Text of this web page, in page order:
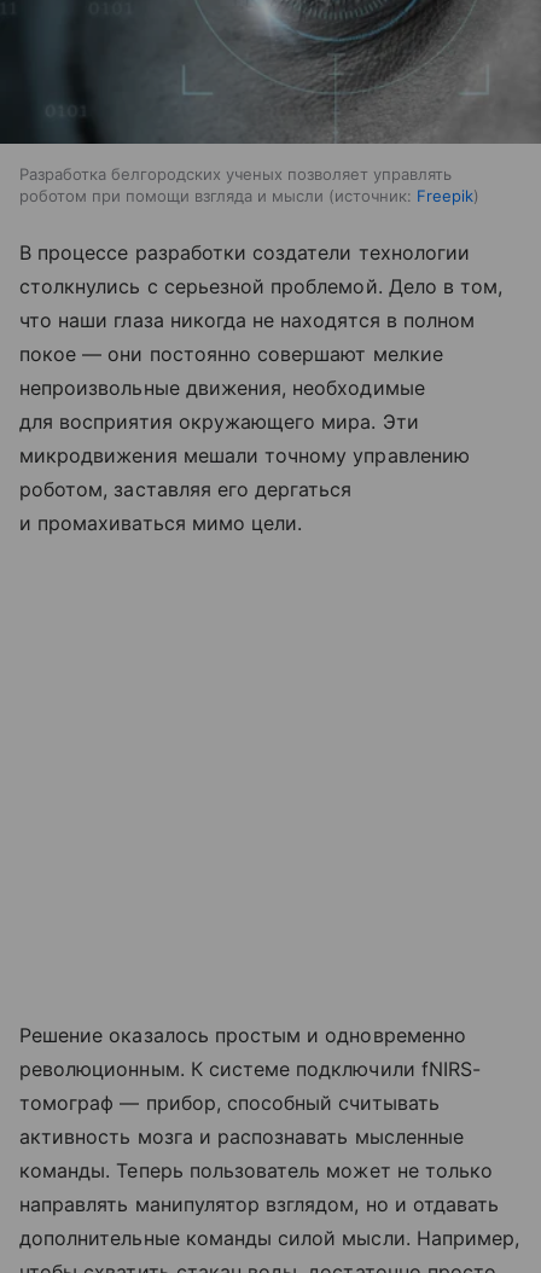
Разработка белгородских ученых позволяет управлять
роботом при помощи взгляда и мысли
источник: Freepik
В процессе разработки создатели технологии
столкнулись с серьезной проблемой. Дело в том,
что наши глаза никогда не находятся в полном
покое — они постоянно совершают мелкие
непроизвольные движения, необходимые
для восприятия окружающего мира. Эти
микродвижения мешали точному управлению
роботом, заставляя его дергаться
и промахиваться мимо цели.
Решение оказалось простым и одновременно
революционным. К системе подключили fNIRS-
томограф — прибор, способный считывать
активность мозга и распознавать мысленные
команды. Теперь пользователь может не только
направлять манипулятор взглядом, но и отдавать
дополнительные команды силой мысли. Например,